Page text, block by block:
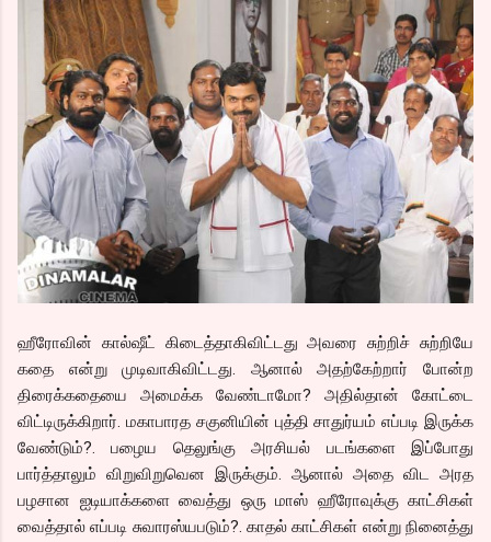
ஹீரோவின் கால்ஷீட் கிடைத்தாகிவிட்டது அவரை சுற்றிச் சுற்றியே
கதை என்று முடிவாகிவிட்டது. ஆனால் அதற்கேற்றார் போன்ற
திரைக்கதையை அமைக்க வேண்டாமோ? அதில்தான் கோட்டை
விட்டிருக்கிறார். மகாபாரத சகுனியின் புத்தி சாதுர்யம் எப்படி இருக்க
வேண்டும்?. பழைய தெலுங்கு அரசியல் படங்களை இப்போது
பார்த்தாலும் விறுவிறுவென இருக்கும். ஆனால் அதை விட அரத
பழசான ஐடியாக்களை வைத்து ஒரு மாஸ் ஹீரோவுக்கு காட்சிகள்
வைத்தால் எப்படி சுவாரஸ்யபடும்?. காதல் காட்சிகள் என்று நினைத்து